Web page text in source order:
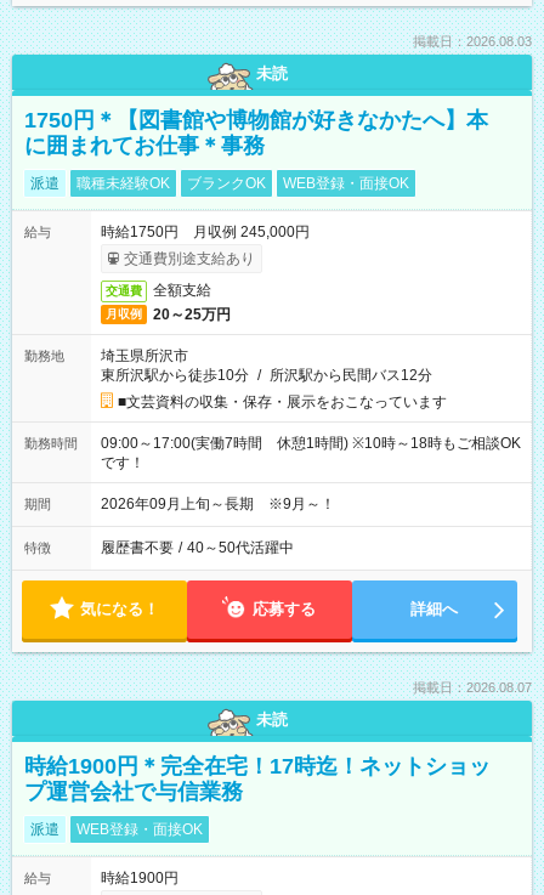
掲載日：2026.08.03
未読
1750円＊【図書館や博物館が好きなかたへ】本
に囲まれてお仕事＊事務
派遣 職種未経験OK ブランクOK WEB登録・面接OK
給与
時給1750円 月収例 245,000円
交通費別途支給あり
交通費 全額支給
月収例 20～25万円
勤務地
埼玉県所沢市
東所沢駅から徒歩10分 / 所沢駅から民間バス12分
■文芸資料の収集・保存・展示をおこなっています
勤務時間
09:00～17:00(実働7時間 休憩1時間) ※10時～18時もご相談OK
です！
期間 2026年09月上旬～長期 ※9月～！
特徴 履歴書不要 / 40～50代活躍中
気になる！ 応募する 詳細へ
掲載日：2026.08.07
未読
時給1900円＊完全在宅！17時迄！ネットショッ
プ運営会社で与信業務
派遣 WEB登録・面接OK
給与
時給1900円